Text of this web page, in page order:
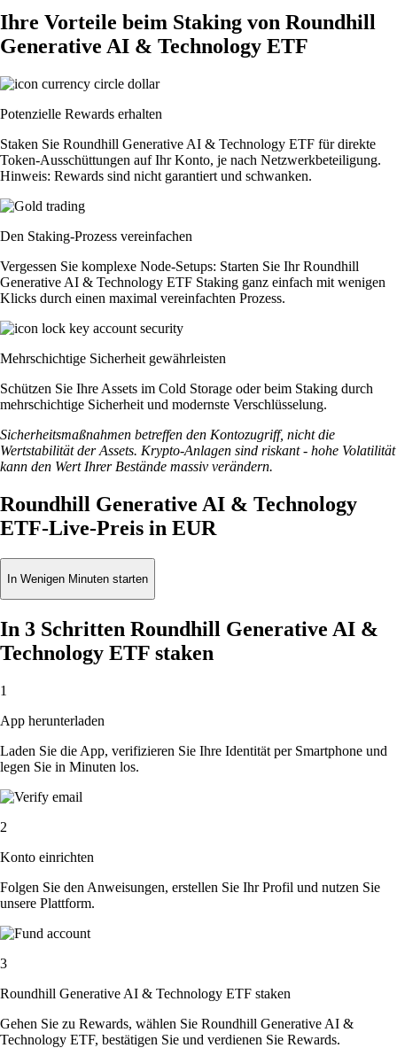
Ihre Vorteile beim Staking von Roundhill
Generative AI & Technology ETF
Potenzielle Rewards erhalten
Staken Sie Roundhill Generative AI & Technology ETF für direkte
Token-Ausschüttungen auf Ihr Konto, je nach Netzwerkbeteiligung.
Hinweis: Rewards sind nicht garantiert und schwanken.
Den Staking-Prozess vereinfachen
Vergessen Sie komplexe Node-Setups: Starten Sie Ihr Roundhill
Generative AI & Technology ETF Staking ganz einfach mit wenigen
Klicks durch einen maximal vereinfachten Prozess.
Mehrschichtige Sicherheit gewährleisten
Schützen Sie Ihre Assets im Cold Storage oder beim Staking durch
mehrschichtige Sicherheit und modernste Verschlüsselung.
Sicherheitsmaßnahmen betreffen den Kontozugriff, nicht die
Wertstabilität der Assets. Krypto-Anlagen sind riskant - hohe Volatilität
kann den Wert Ihrer Bestände massiv verändern.
Roundhill Generative AI & Technology
ETF-Live-Preis in EUR
In Wenigen Minuten starten
In 3 Schritten Roundhill Generative AI &
Technology ETF staken
1
App herunterladen
Laden Sie die App, verifizieren Sie Ihre Identität per Smartphone und
legen Sie in Minuten los.
2
Konto einrichten
Folgen Sie den Anweisungen, erstellen Sie Ihr Profil und nutzen Sie
unsere Plattform.
3
Roundhill Generative AI & Technology ETF staken
Gehen Sie zu Rewards, wählen Sie Roundhill Generative AI &
Technology ETF, bestätigen Sie und verdienen Sie Rewards.